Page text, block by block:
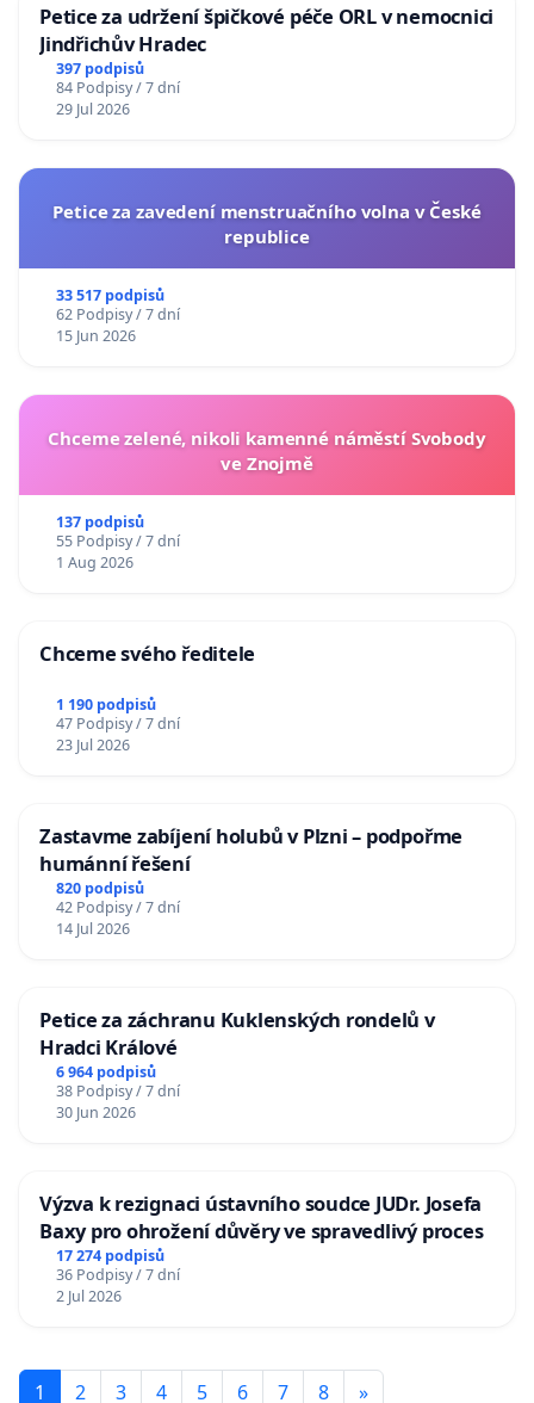
Petice za udržení špičkové péče ORL v nemocnici
Jindřichův Hradec
397 podpisů
84 Podpisy / 7 dní
29 Jul 2026
Petice za zavedení menstruačního volna v České
republice
33 517 podpisů
62 Podpisy / 7 dní
15 Jun 2026
Chceme zelené, nikoli kamenné náměstí Svobody
ve Znojmě
137 podpisů
55 Podpisy / 7 dní
1 Aug 2026
Chceme svého ředitele
1 190 podpisů
47 Podpisy / 7 dní
23 Jul 2026
Zastavme zabíjení holubů v Plzni – podpořme
humánní řešení
820 podpisů
42 Podpisy / 7 dní
14 Jul 2026
Petice za záchranu Kuklenských rondelů v
Hradci Králové
6 964 podpisů
38 Podpisy / 7 dní
30 Jun 2026
Výzva k rezignaci ústavního soudce JUDr. Josefa
Baxy pro ohrožení důvěry ve spravedlivý proces
17 274 podpisů
36 Podpisy / 7 dní
2 Jul 2026
1 2 3 4 5 6 7 8 »